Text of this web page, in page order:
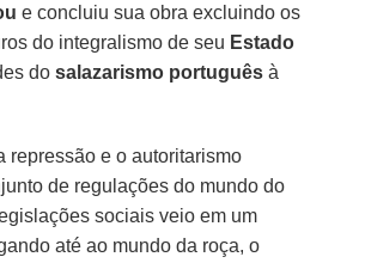
e concluiu sua obra excluindo os
do integralismo de seu Estado
dosalazarismo português à
repressão e o autoritarismo
de regulações do mundo do
sociais veio em um
até ao mundo da roça, o